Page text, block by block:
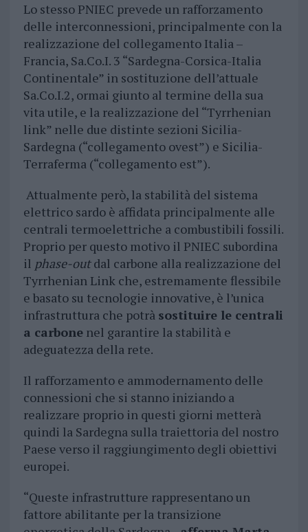
Lo stesso PNIEC prevede un rafforzamento
delle interconnessioni, principalmente con la
realizzazione del collegamento Italia –
Francia, Sa.Co.I. 3 “Sardegna-Corsica-Italia
Continentale” in sostituzione dell’attuale
Sa.Co.I.2, ormai giunto al termine della sua
vita utile, e la realizzazione del “Tyrrhenian
link” nelle due distinte sezioni Sicilia-
Sardegna (“collegamento ovest”) e Sicilia-
Terraferma (“collegamento est”).
Attualmente però, la stabilità del sistema
elettrico sardo è affidata principalmente alle
centrali termoelettriche a combustibili fossili.
Proprio per questo motivo il PNIEC subordina
il phase-outdal carbone alla realizzazione del
Tyrrhenian Link che, estremamente flessibile
e basato su tecnologie innovative, è l’unica
infrastruttura che potrà sostituire le centrali
a carbonenel garantire la stabilità e
adeguatezza della rete.
Il rafforzamento e ammodernamento delle
connessioni che si stanno iniziando a
realizzare proprio in questi giorni metterà
quindi la Sardegna sulla traiettoria del nostro
Paese verso il raggiungimento degli obiettivi
europei.
“Queste infrastrutture rappresentano un
fattore abilitante per la transizione